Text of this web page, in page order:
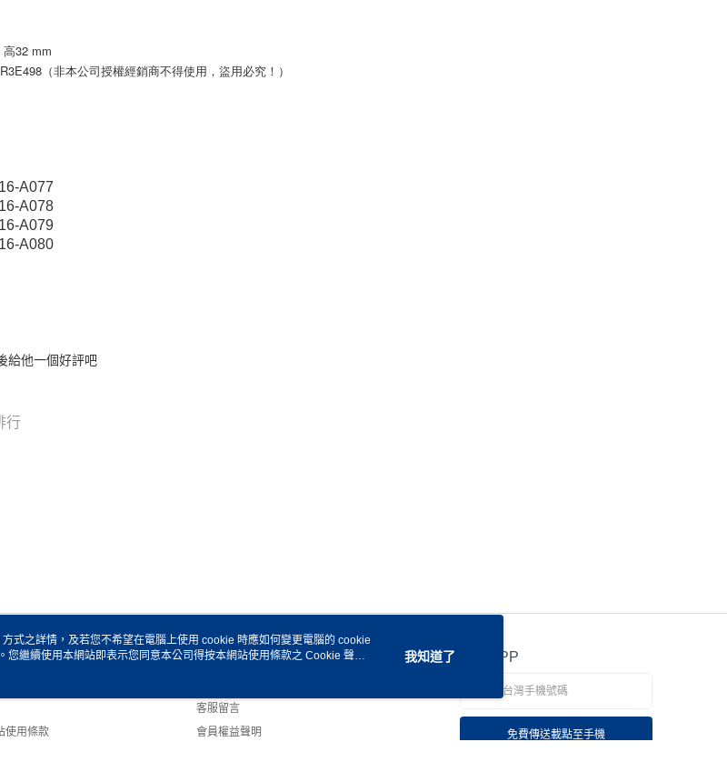
32 mm
（非本公司授權經銷商不得使用，盜用必究！）
A077
A078
A079
A080
給他一個好評吧
行
使用條款
客服資訊
客服留言
會員權益聲明
官方APP
免費傳送載點至手機
式之詳情，及若您不希望在電腦上使用 cookie 時應如何變更電腦的 cookie
您繼續使用本網站即表示您同意本公司得按本網站使用條款之 Cookie 聲明
我知道了